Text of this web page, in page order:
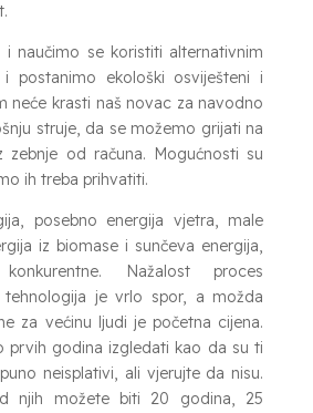
naučimo se koristiti alternativnim
i postanimo ekološki osviješteni i
neće krasti naš novac za navodno
struje, da se možemo grijati na
zebnje od računa. Mogućnosti su
ih treba prihvatiti.
posebno energija vjetra, male
iz biomase i sunčeva energija,
Nažalost proces
tehnologija je vrlo spor, a možda
za većinu ljudi je početna cijena.
prvih godina izgledati kao da su ti
neisplativi, ali vjerujte da nisu.
njih možete biti 20 godina, 25